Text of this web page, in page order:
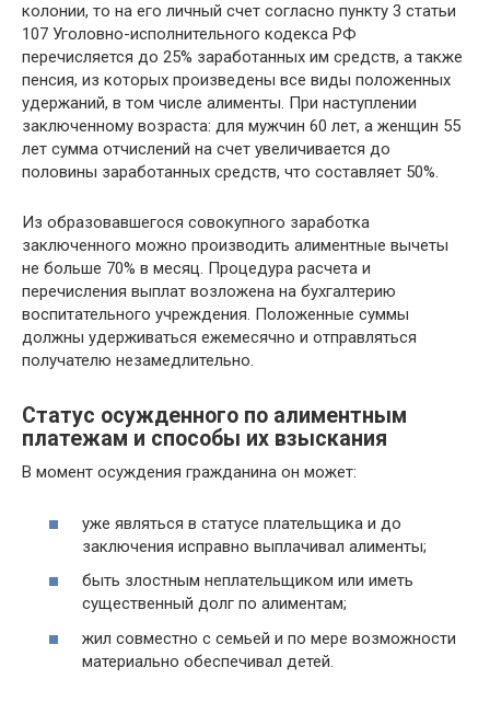
колонии, то на его личный счет согласно пункту 3 статьи
107 Уголовно-исполнительного кодекса РФ
перечисляется до 25% заработанных им средств, а также
пенсия, из которых произведены все виды положенных
удержаний, в том числе алименты. При наступлении
заключенному возраста: для мужчин 60 лет, а женщин 55
лет сумма отчислений на счет увеличивается до
половины заработанных средств, что составляет 50%.
Из образовавшегося совокупного заработка
заключенного можно производить алиментные вычеты
не больше 70% в месяц. Процедура расчета и
перечисления выплат возложена на бухгалтерию
воспитательного учреждения. Положенные суммы
должны удерживаться ежемесячно и отправляться
получателю незамедлительно.
Статус осужденного по алиментным
платежам и способы их взыскания
В момент осуждения гражданина он может:
уже являться в статусе плательщика и до
заключения исправно выплачивал алименты;
быть злостным неплательщиком или иметь
существенный долг по алиментам;
жил совместно с семьей и по мере возможности
материально обеспечивал детей.